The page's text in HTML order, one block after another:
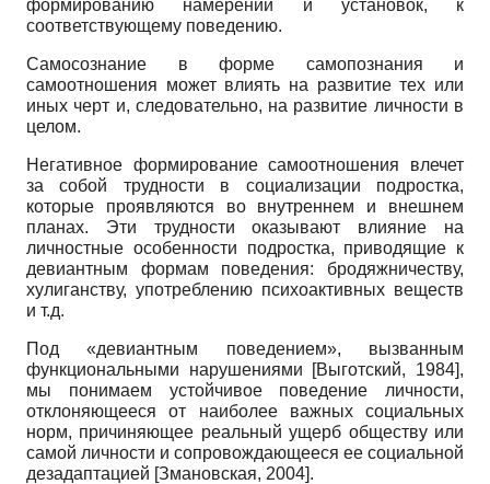
формированию намерений и установок, к
соответствующему поведению.
Самосознание в форме самопознания и
самоотношения может влиять на развитие тех или
иных черт и, следовательно, на развитие личности в
целом.
Негативное формирование самоотношения влечет
за собой трудности в социализации подростка,
которые проявляются во внутреннем и внешнем
планах. Эти трудности оказывают влияние на
личностные особенности подростка, приводящие к
девиантным формам поведения: бродяжничеству,
хулиганству, употреблению психоактивных веществ
и т.д.
Под «девиантным поведением», вызванным
функциональными нарушениями [Выготский, 1984],
мы понимаем устойчивое поведение личности,
отклоняющееся от наиболее важных социальных
норм, причиняющее реальный ущерб обществу или
самой личности и сопровождающееся ее социальной
дезадаптацией [Змановская, 2004].